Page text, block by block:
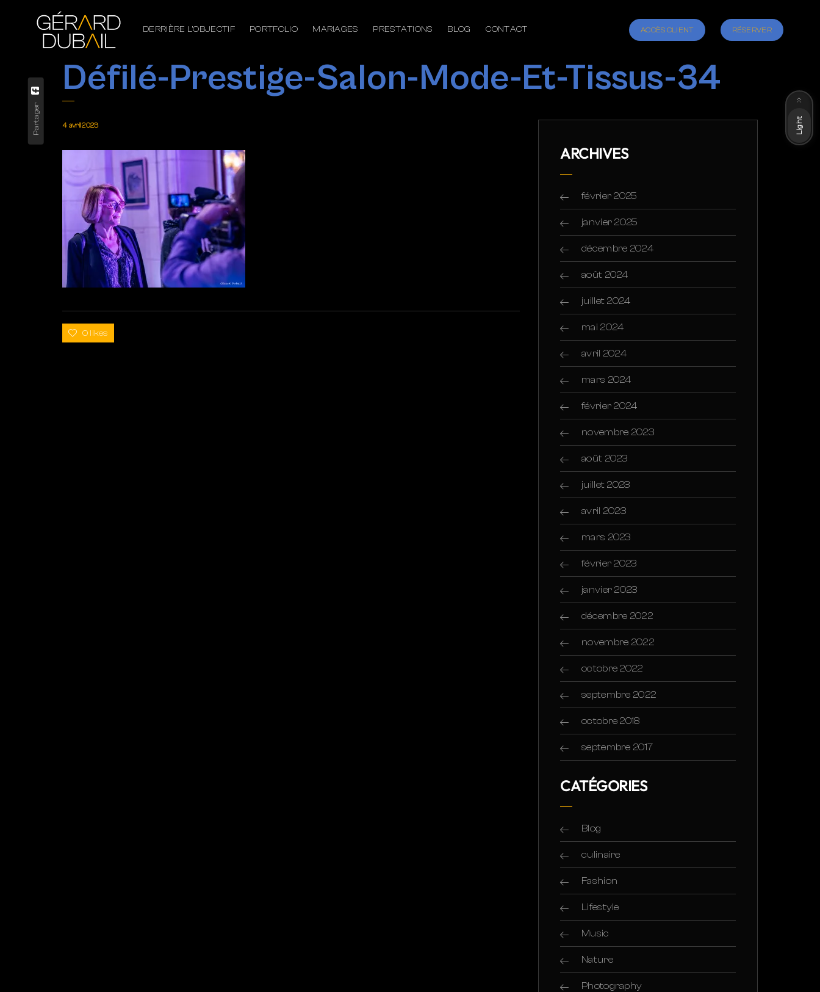
DERRIÈRE L’OBJECTIF PORTFOLIO MARIAGES PRESTATIONS BLOG CONTACT ACCÈS CLIENT RÉSERVER
Défilé-Prestige-Salon-Mode-Et-Tissus-34
Partager 4 avril 2023
0 likes
ARCHIVES
février 2025
janvier 2025
décembre 2024
août 2024
juillet 2024
mai 2024
avril 2024
mars 2024
février 2024
novembre 2023
août 2023
juillet 2023
avril 2023
mars 2023
février 2023
janvier 2023
décembre 2022
novembre 2022
octobre 2022
septembre 2022
octobre 2018
septembre 2017
CATÉGORIES
Blog
culinaire
Fashion
Lifestyle
Music
Nature
Photography
Light
Dark